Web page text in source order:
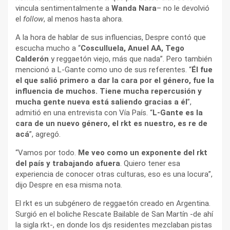
vincula sentimentalmente a Wanda Nara– no le devolvió
el follow, al menos hasta ahora.
A la hora de hablar de sus influencias, Despre contó que
escucha mucho a “Cosculluela, Anuel AA, Tego
Calderón y reggaetón viejo, más que nada”. Pero también
mencionó a L-Gante como uno de sus referentes. “Él fue
el que salió primero a dar la cara por el género, fue la
influencia de muchos. Tiene mucha repercusión y
mucha gente nueva está saliendo gracias a él”,
admitió en una entrevista con Vía País. “L-Gante es la
cara de un nuevo género, el rkt es nuestro, es re de
acá”, agregó.
“Vamos por todo. Me veo como un exponente del rkt
del país y trabajando afuera. Quiero tener esa
experiencia de conocer otras culturas, eso es una locura”,
dijo Despre en esa misma nota.
El rkt es un subgénero de reggaetón creado en Argentina.
Surgió en el boliche Rescate Bailable de San Martín -de ahí
la sigla rkt-, en donde los djs residentes mezclaban pistas